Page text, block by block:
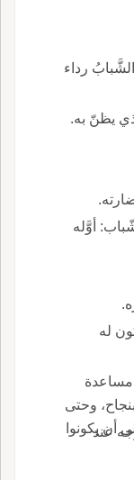
إنّ المشيب رداء الحلم والأدب. .. كما الشَّبابُ رداء
أوَّله
له
مساعدة
بنجاح، وحتى
أن يكونوا
عند